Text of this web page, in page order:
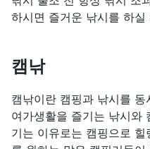
하시면 즐거운 낚시를 하실
캠낚
캠낚이란 캠핑과 낚시를
여가생활을 즐기는 낚시와
기는 이유로는 캠핑으로